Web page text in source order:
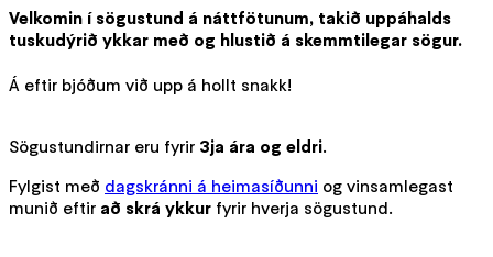
Velkomin í sögustund á náttfötunum, takið uppáhalds
tuskudýrið ykkar með og hlustið á skemmtilegar sögur.
Á eftir bjóðum við upp á hollt snakk!
Sögustundirnar eru fyrir 3ja ára og eldri.
Fylgist með dagskránni á heimasíðunni og vinsamlegast
munið eftir að skrá ykkur fyrir hverja sögustund.